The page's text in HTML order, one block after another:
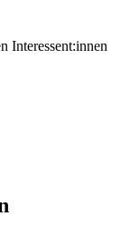
Interessent:innen